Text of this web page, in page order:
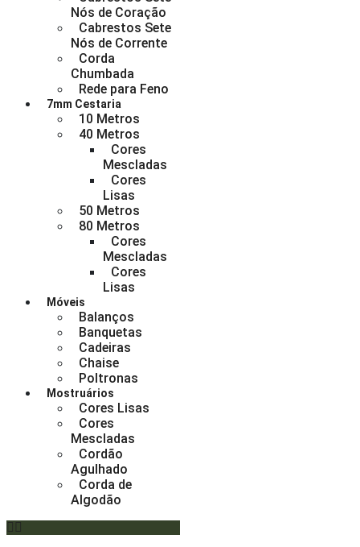
Nós de Coração
Cabrestos Sete
Nós de Corrente
Corda
Chumbada
Rede para Feno
7mm Cestaria
10 Metros
40 Metros
Cores
Mescladas
Cores
Lisas
50 Metros
80 Metros
Cores
Mescladas
Cores
Lisas
Móveis
Balanços
Banquetas
Cadeiras
Chaise
Poltronas
Mostruários
Cores Lisas
Cores
Mescladas
Cordão
Agulhado
Corda de
Algodão